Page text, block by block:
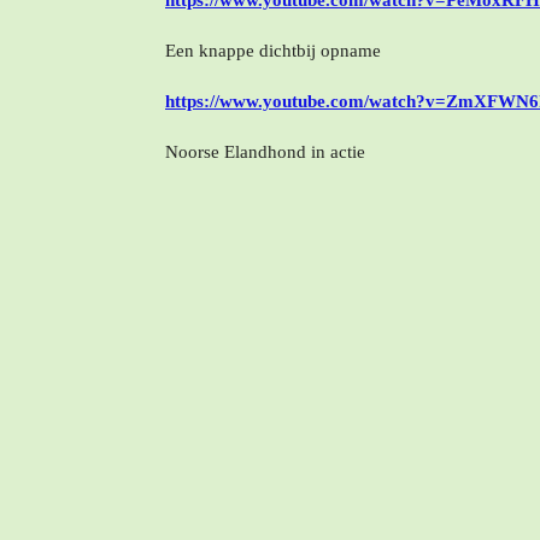
Een knappe dichtbij opname
https://www.youtube.com/
Noorse Elandhond in actie